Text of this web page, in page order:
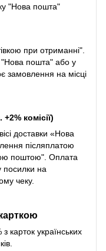
"Нова пошта"
при отриманні".
"Нова пошта" або у
замовлення на місці
комісії)
доставки «Нова
післяплатою
поштою". Оплата
посилки на
чеку.
карток українських